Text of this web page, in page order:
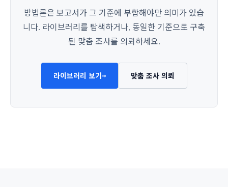
방법론은 보고서가 그 기준에 부합해야만 의미가 있습
니다. 라이브러리를 탐색하거나, 동일한 기준으로 구축
된 맞춤 조사를 의뢰하세요.
라이브러리 보기 → 맞춤 조사 의뢰